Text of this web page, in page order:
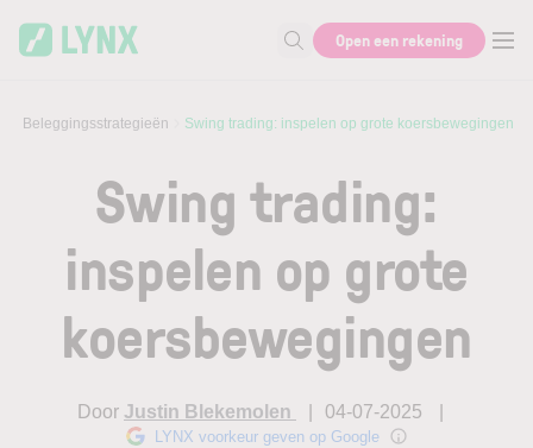
Zoek naar informatie
Open een rekening
Beleggingsstrategieën Swing trading: inspelen op grote koersbewegingen
Swing trading:
inspelen op grote
koersbewegingen
Door Justin Blekemolen 04-07-2025
LYNX voorkeur geven op Google